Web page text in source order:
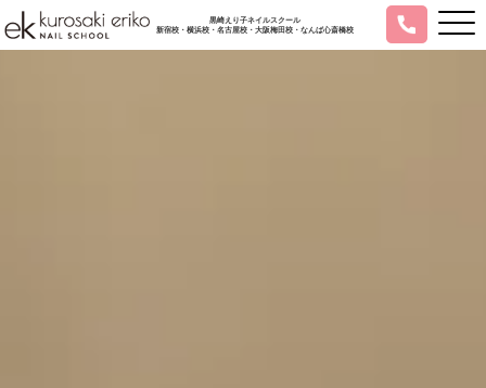
黒崎えり子ネイルスクール
新宿校・横浜校・名古屋校・大阪梅田校・なんば心斎橋校